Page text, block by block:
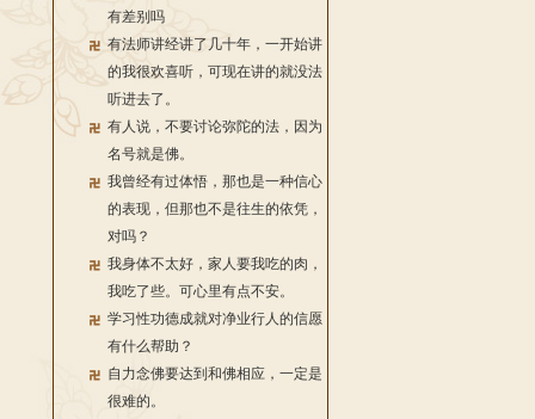
有差别吗
有法师讲经讲了几十年，一开始讲
的我很欢喜听，可现在讲的就没法
听进去了。
有人说，不要讨论弥陀的法，因为
名号就是佛。
我曾经有过体悟，那也是一种信心
的表现，但那也不是往生的依凭，
对吗？
我身体不太好，家人要我吃的肉，
我吃了些。可心里有点不安。
学习性功德成就对净业行人的信愿
有什么帮助？
自力念佛要达到和佛相应，一定是
很难的。